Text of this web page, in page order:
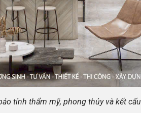
tính thẩm mỹ, phong thủy và kết cấu